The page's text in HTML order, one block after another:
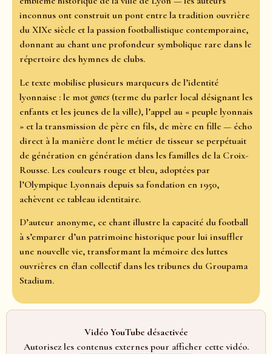
inconnus ont construit un pont entre la tradition ouvrière
du XIXe siècle et la passion footballistique contemporaine,
donnant au chant une profondeur symbolique rare dans le
répertoire des hymnes de clubs.
Le texte mobilise plusieurs marqueurs de l’identité
lyonnaise : le mot gones (terme du parler local désignant les
enfants et les jeunes de la ville), l’appel au « peuple lyonnais
» et la transmission de père en fils, de mère en fille — écho
direct à la manière dont le métier de tisseur se perpétuait
de génération en génération dans les familles de la Croix-
Rousse. Les couleurs rouge et bleu, adoptées par
l’Olympique Lyonnais depuis sa fondation en 1950,
achèvent ce tableau identitaire.
D’auteur anonyme, ce chant illustre la capacité du football
à s’emparer d’un patrimoine historique pour lui insuffler
une nouvelle vie, transformant la mémoire des luttes
ouvrières en élan collectif dans les tribunes du Groupama
Stadium.
Vidéo YouTube désactivée
Autorisez les contenus externes pour afficher cette vidéo.